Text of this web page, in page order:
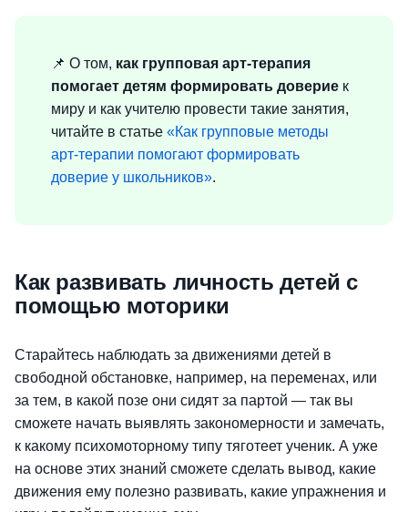
📌 О том, как групповая арт-терапия
помогает детям формировать доверие к
миру и как учителю провести такие занятия,
читайте в статье «Как групповые методы
арт-терапии помогают формировать
доверие у школьников».
Как развивать личность детей с
помощью моторики
Старайтесь наблюдать за движениями детей в
свободной обстановке, например, на переменах, или
за тем, в какой позе они сидят за партой — так вы
сможете начать выявлять закономерности и замечать,
к какому психомоторному типу тяготеет ученик. А уже
на основе этих знаний сможете сделать вывод, какие
движения ему полезно развивать, какие упражнения и